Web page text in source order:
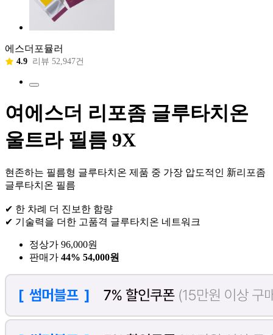
에스더포뮬러
4.9 리뷰 52,947건
여에스더 리포좀 글루타치온
울트라 필름 9X
현존하는 필름형 글루타치온 제품 중 가장 압도적인 新리포좀
글루타치온 필름
✔ 한 차례 더 진보한 함량
✔ 기술력을 더한 고품격 글루타치온 네트워크
정상가 96,000원
판매가 44% 54,000원